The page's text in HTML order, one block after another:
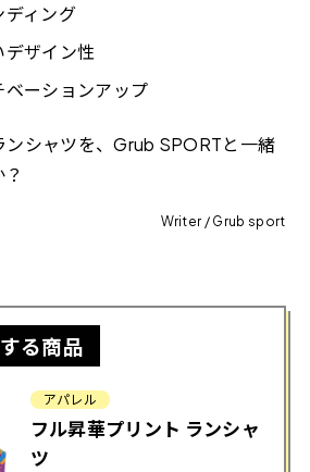
ディング
ザイン性
ベーションアップ
ンシャツを、Grub SPORTと一緒
Writer / Grub sport
る商品
アパレル
フル昇華プリント ランシャ
ツ